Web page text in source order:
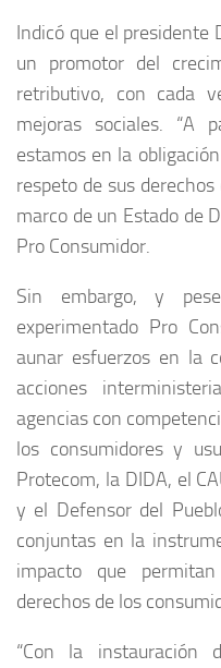
Indicó que el presidente
un promotor del
retributivo, con cada
mejoras sociales. “A
estamos en la
respeto de sus
marco de un Estado de
Pro Consumidor.
Sin embargo, y
experimentado Pro
aunar esfuerzos en la
acciones
agencias con
los consumidores y
Protecom, la DIDA, el
y el Defensor del
conjuntas en la
impacto que
derechos de los
“Con la instauración